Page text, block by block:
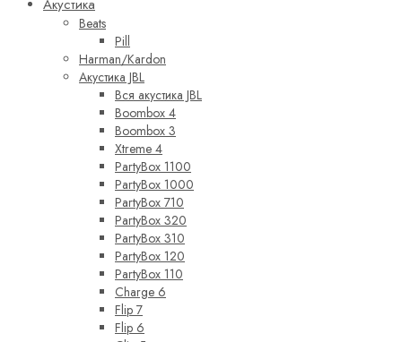
Акустика
Beats
Pill
Harman/Kardon
Акустика JBL
Вся акустика JBL
Boombox 4
Boombox 3
Xtreme 4
PartyBox 1100
PartyBox 1000
PartyBox 710
PartyBox 320
PartyBox 310
PartyBox 120
PartyBox 110
Charge 6
Flip 7
Flip 6